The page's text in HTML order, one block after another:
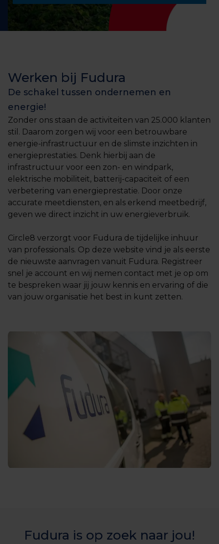
Werken bij Fudura
De schakel tussen ondernemen en
energie!
Zonder ons staan de activiteiten van 25.000 klanten
stil. Daarom zorgen wij voor een betrouwbare
energie-infrastructuur en de slimste inzichten in
energieprestaties. Denk hierbij aan de
infrastructuur voor een zon- en windpark,
elektrische mobiliteit, batterij-capaciteit of een
verbetering van energieprestatie. Door onze
accurate meetdiensten, en als erkend meetbedrijf,
geven we direct inzicht in uw energieverbruik.
Circle8 verzorgt voor Fudura de tijdelijke inhuur
van professionals. Op deze website vind je als eerste
de nieuwste aanvragen vanuit Fudura. Registreer
snel je account en wij nemen contact met je op om
te bespreken waar jij jouw kennis en ervaring of die
van jouw organisatie het best in kunt zetten.
Fudura is op zoek naar jou!